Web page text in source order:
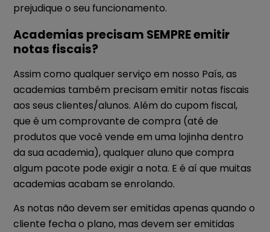
prejudique o seu funcionamento.
Academias precisam SEMPRE emitir
notas fiscais?
Assim como qualquer serviço em nosso País, as
academias também precisam emitir notas fiscais
aos seus clientes/alunos. Além do cupom fiscal,
que é um comprovante de compra (até de
produtos que você vende em uma lojinha dentro
da sua academia), qualquer aluno que compra
algum pacote pode exigir a nota. E é aí que muitas
academias acabam se enrolando.
As notas não devem ser emitidas apenas quando o
cliente fecha o plano, mas devem ser emitidas